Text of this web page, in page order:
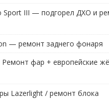
Sport III — подгорел ДХО и
— ремонт заднего фонаря
Ремонт фар + европейские
Lazerlight / ремонт блока